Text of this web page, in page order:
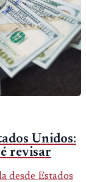
Unidos:
revisar
desde Estados